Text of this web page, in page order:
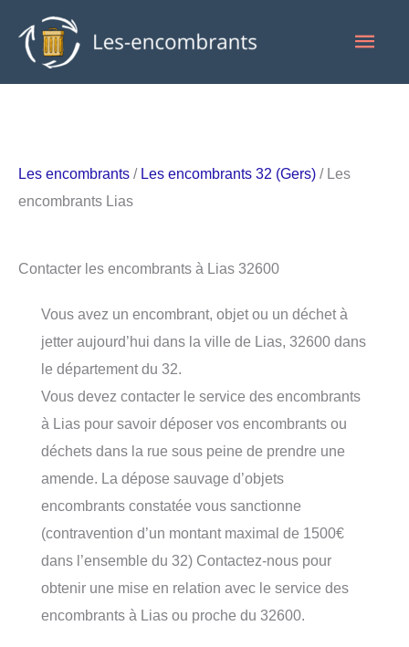
contenu
Les encombrants / Les encombrants 32 (Gers) / Les
encombrants Lias
Contacter les encombrants à Lias 32600
Vous avez un encombrant, objet ou un déchet à
jetter aujourd’hui dans la ville de Lias, 32600 dans
le département du 32.
Vous devez contacter le service des encombrants
à Lias pour savoir déposer vos encombrants ou
déchets dans la rue sous peine de prendre une
amende. La dépose sauvage d’objets
encombrants constatée vous sanctionne
(contravention d’un montant maximal de 1500€
dans l’ensemble du 32) Contactez-nous pour
obtenir une mise en relation avec le service des
encombrants à Lias ou proche du 32600.